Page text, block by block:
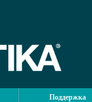
Поддержка